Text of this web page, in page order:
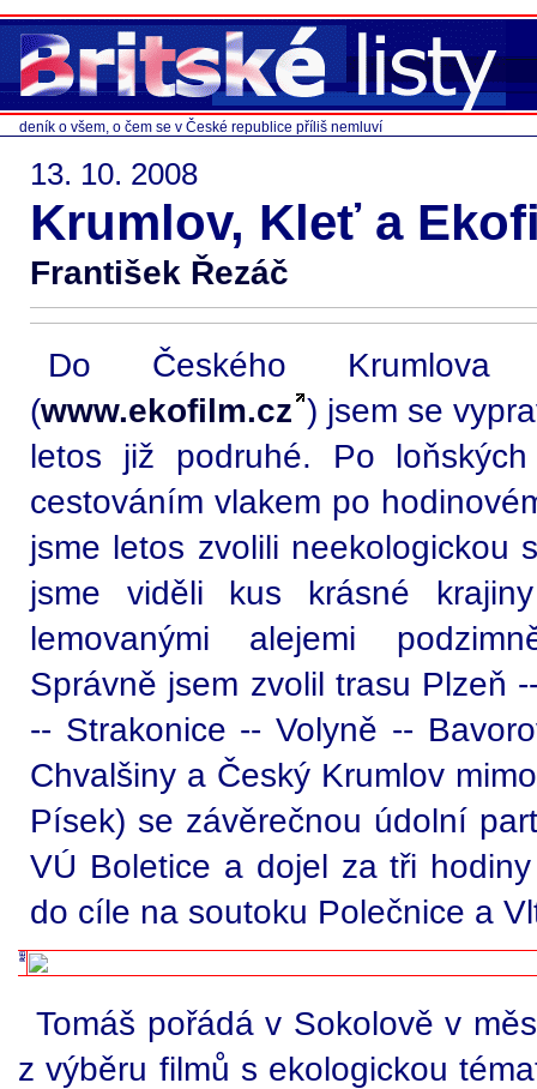
deník o všem, o čem se v České republice příliš nemluví
13. 10. 2008
Krumlov, Kleť a
František Řezáč
Do Českého
(www.ekofilm.cz ) jsem se
letos již podruhé. Po
cestováním vlakem po
jsme letos zvolili neekologickou
jsme viděli kus krásné
lemovanými alejemi
Správně jsem zvolil trasu Plzeň
-- Strakonice -- Volyně --
Chvalšiny a Český Krumlov
Písek) se závěrečnou údolní
VÚ Boletice a dojel za tři
do cíle na soutoku Polečnice a
Tomáš pořádá v Sokolově v
z výběru filmů s ekologickou